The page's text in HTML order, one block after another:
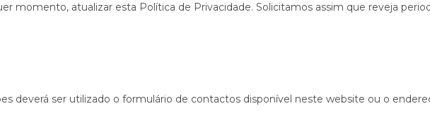
momento, atualizar esta Política de Privacidade. Solicitamos assim que reveja
deverá ser utilizado o formulário de contactos disponível neste website ou o